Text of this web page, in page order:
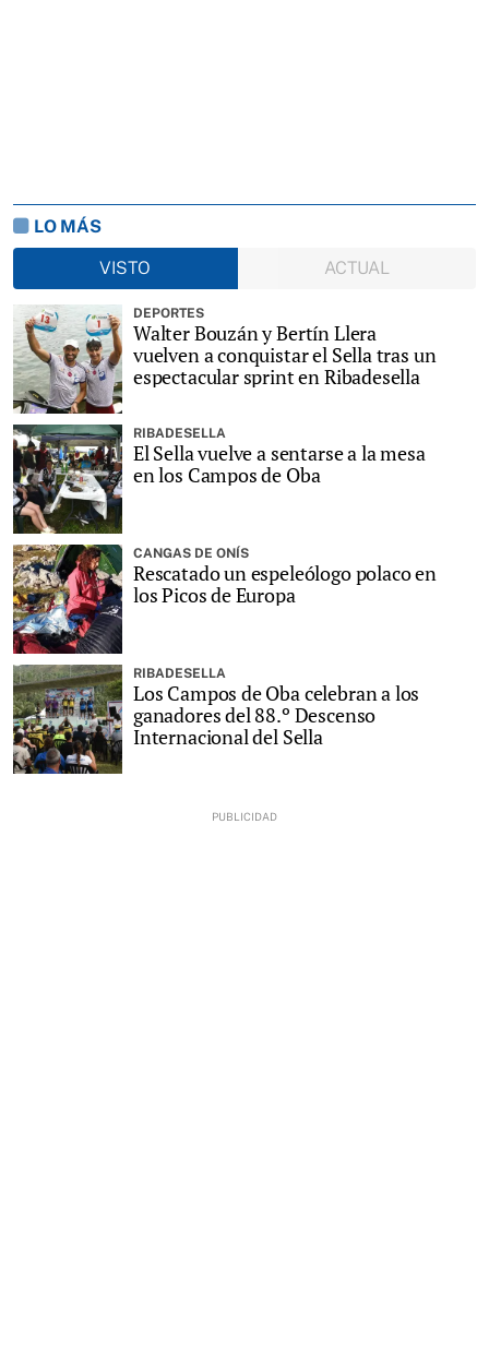
LO MÁS
VISTO
ACTUAL
DEPORTES
Walter Bouzán y Bertín Llera
vuelven a conquistar el Sella tras un
espectacular sprint en Ribadesella
RIBADESELLA
El Sella vuelve a sentarse a la mesa
en los Campos de Oba
CANGAS DE ONÍS
Rescatado un espeleólogo polaco en
los Picos de Europa
RIBADESELLA
Los Campos de Oba celebran a los
ganadores del 88.º Descenso
Internacional del Sella